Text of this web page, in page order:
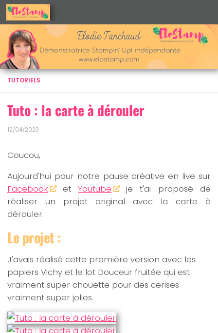
Skip to content
TUTORIELS
Tuto : la carte à dérouler
12/04/2023
Coucou,
Aujourd'hui pour notre pause créative en live sur
Facebook
etYoutube
je t'ai proposé de
réaliser un projet original avec la carte à
dérouler.
Le projet :
J'avais réalisé cette première version avec les
papiers Vichy et le lot Douceur fruitée qui est
vraiment super chouette pour des cerises
vraiment super jolies.